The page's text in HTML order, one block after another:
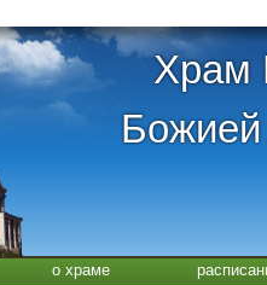
Храм
о храме